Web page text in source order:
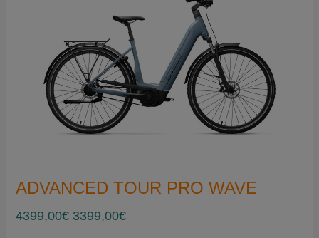
ADVANCED TOUR PRO WAVE
4399,00€3399,00€